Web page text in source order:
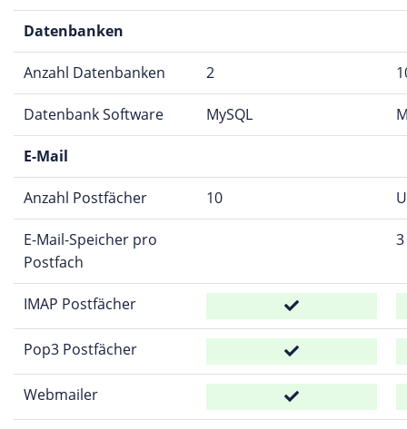
Datenbanken
Anzahl Datenbanken 2
Datenbank Software MySQL
E-Mail
Anzahl Postfächer 10
E-Mail-Speicher pro
Postfach
IMAP Postfächer
Pop3 Postfächer
Webmailer